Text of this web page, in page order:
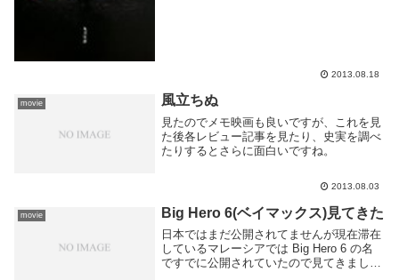
2013.08.18
movie 風立ちぬ
見たのでメモ映画も良いですが、これを見
た後各レビュー記事を見たり、史実を調べ
たりするとさらに面白いですね。
2013.08.03
movie Big Hero 6(ベイマックス)見てきた
日本ではまだ公開されてませんが現在滞在
しているマレーシアでは Big Hero 6 の名
ですでに公開されていたので見てきまし